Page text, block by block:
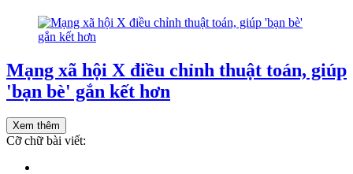
Mạng xã hội X điều chỉnh thuật toán, giúp
'bạn bè' gắn kết hơn
Xem thêm
Cỡ chữ bài viết: